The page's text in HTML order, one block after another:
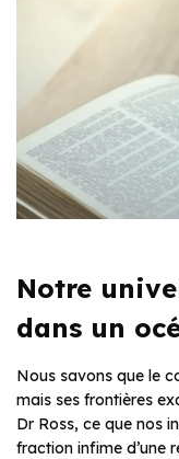
Notre
dans un
Nous savons que le
mais ses frontières
Dr Ross, ce que nos
fraction infime d’une